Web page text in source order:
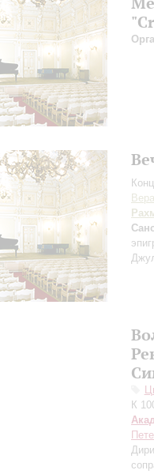
К